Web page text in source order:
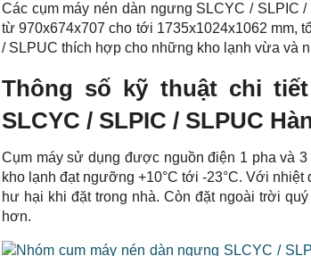
Các cụm máy nén dàn ngưng SLCYC / SLPIC
từ 970x674x707 cho tới 1735x1024x1062 mm,
/ SLPUC thích hợp cho những kho lạnh vừa và
Thông số kỹ thuật chi
SLCYC / SLPIC / SLPUC
Cụm máy sử dụng được nguồn điện 1 pha và
kho lạnh đạt ngưỡng +10°C tới -23°C. Với
hư hại khi đặt trong nhà. Còn đặt ngoài trời
hơn.